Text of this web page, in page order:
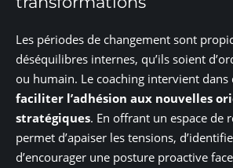
Les périodes de changement sont
déséquilibres internes, qu’ils soient
ou humain. Le coaching intervient dans
faciliter l’adhésion aux nouvelles
stratégiques. En offrant un espace de
permet d’apaiser les tensions,
d’encourager une posture proactive